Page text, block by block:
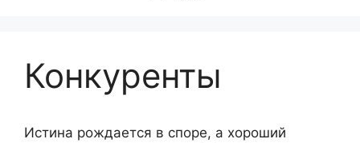
Конкуренты
Истина рождается в споре, а хороший